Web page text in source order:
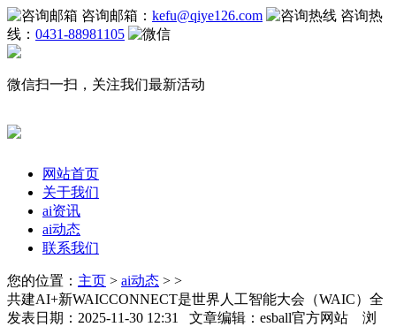
咨询邮箱： kefu@qiye126.com
咨询热
线： 0431-88981105
微信扫一扫，关注我们最新活动
网站首页
关于我们
ai资讯
ai动态
联系我们
您的位置： 主页 > ai动态 > >
共建AI+新WAICCONNECT是世界人工智能大会（WAIC）全
发表日期：2025-11-30 12:31 文章编辑：esball官方网站 浏